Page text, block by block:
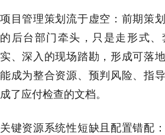
项目管理策划流于虚空：前期策
的后台部门牵头，只是走形式
实、深入的现场踏勘，形成可落
能成为整合资源、预判风险、指
成了应付检查的文档。
关键资源系统性短缺且配置错配